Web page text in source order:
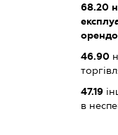
68.20
46.90
47.19
в